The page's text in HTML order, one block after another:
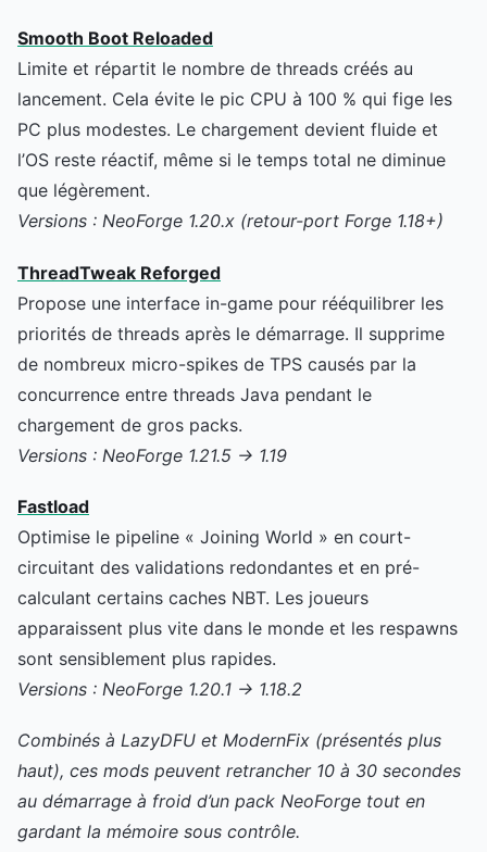
Smooth Boot Reloaded
Limite et répartit le nombre de threads créés au
lancement. Cela évite le pic CPU à 100 % qui fige les
PC plus modestes. Le chargement devient fluide et
l’OS reste réactif, même si le temps total ne diminue
que légèrement.
Versions : NeoForge 1.20.x (retour-port Forge 1.18+)
ThreadTweak Reforged
Propose une interface in-game pour rééquilibrer les
priorités de threads après le démarrage. Il supprime
de nombreux micro-spikes de TPS causés par la
concurrence entre threads Java pendant le
chargement de gros packs.
Versions : NeoForge 1.21.5 → 1.19
Fastload
Optimise le pipeline « Joining World » en court-
circuitant des validations redondantes et en pré-
calculant certains caches NBT. Les joueurs
apparaissent plus vite dans le monde et les respawns
sont sensiblement plus rapides.
Versions : NeoForge 1.20.1 → 1.18.2
Combinés à LazyDFU et ModernFix (présentés plus
haut), ces mods peuvent retrancher 10 à 30 secondes
au démarrage à froid d’un pack NeoForge tout en
gardant la mémoire sous contrôle.